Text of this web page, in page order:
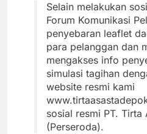
Selain melakukan
Forum Komunikasi
penyebaran leaflet
para pelanggan dan
mengakses info
simulasi tagihan
website resmi kami
sosial resmi PT. Tirta
(Perseroda).